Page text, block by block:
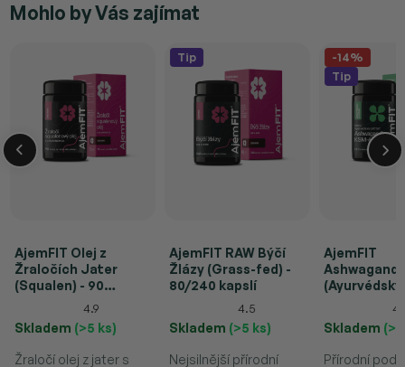
Mohlo by Vás zajímat
AjemFIT Olej z
Žraločích Jater
(Squalen) - 90
Vitamínem D3)
4.9
Skladem (>5 ks)
Žraločí olej z jater s
Tip
AjemFIT RAW Býčí
Žlázy (Grass-fed) -
80/240 kapslí
4.5
Skladem (>5 ks)
Nejsilnější přírodní
-14%
Tip
AjemFIT
Skladem
Přírodní